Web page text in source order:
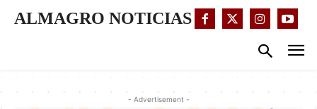
ALMAGRO NOTICIAS
- Advertisement -